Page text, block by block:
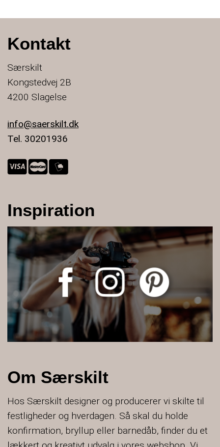
Kontakt
Særskilt
Kongstedvej 2B
4200 Slagelse
info@saerskilt.dk
Tel. 30201936
Inspiration
Om Særskilt
Hos Særskilt designer og producerer vi skilte til
festligheder og hverdagen. Så skal du holde
konfirmation, bryllup eller barnedåb, finder du et